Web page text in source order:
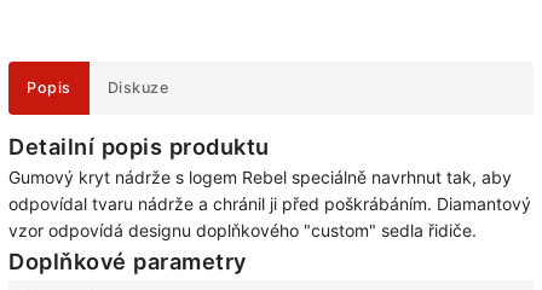
Popis Diskuze
Detailní popis produktu
Gumový kryt nádrže s logem Rebel speciálně navrhnut tak, aby
odpovídal tvaru nádrže a chránil ji před poškrábáním. Diamantový
vzor odpovídá designu doplňkového "custom" sedla řidiče.
Doplňkové parametry